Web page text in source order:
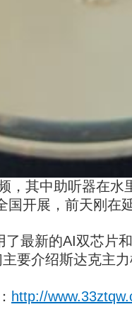
其中助听器在
开展，前天刚在
最新的AI双芯片
要介绍斯达克主
： http://